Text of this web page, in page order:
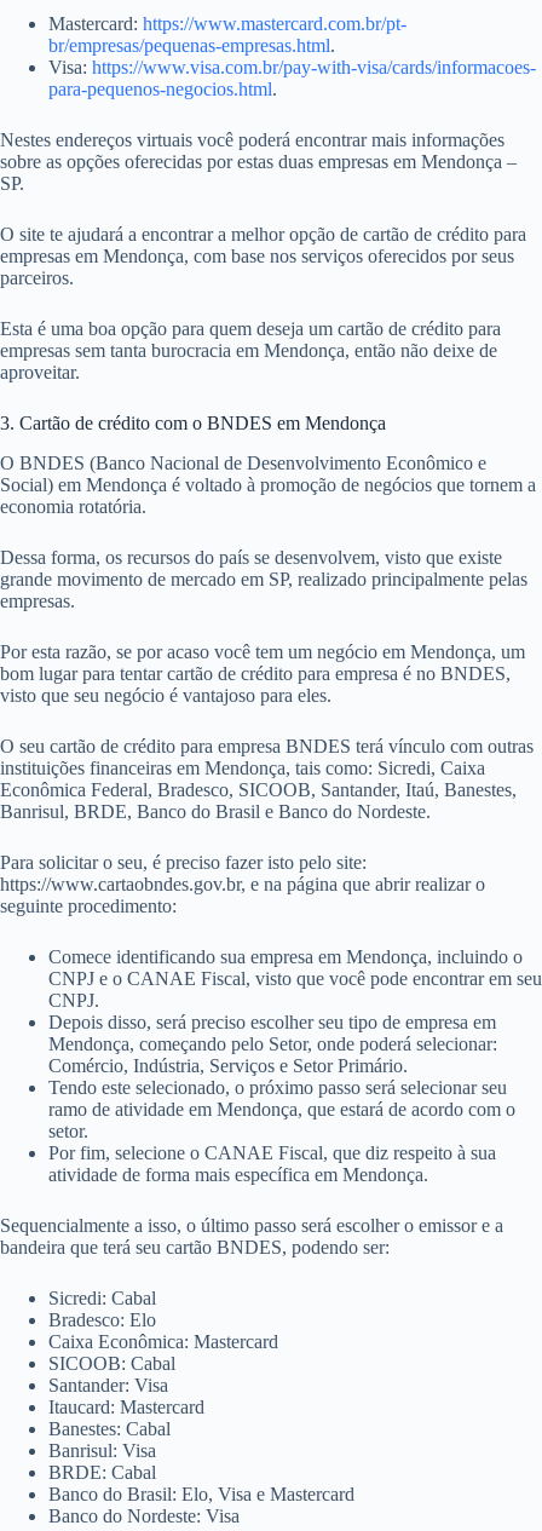
Mastercard: https://www.mastercard.com.br/pt-
br/empresas/pequenas-empresas.html.
Visa: https://www.visa.com.br/pay-with-visa/cards/informacoes-
para-pequenos-negocios.html.
Nestes endereços virtuais você poderá encontrar mais informações
sobre as opções oferecidas por estas duas empresas em Mendonça –
SP.
O site te ajudará a encontrar a melhor opção de cartão de crédito para
empresas em Mendonça, com base nos serviços oferecidos por seus
parceiros.
Esta é uma boa opção para quem deseja um cartão de crédito para
empresas sem tanta burocracia em Mendonça, então não deixe de
aproveitar.
3. Cartão de crédito com o BNDES em Mendonça
O BNDES (Banco Nacional de Desenvolvimento Econômico e
Social) em Mendonça é voltado à promoção de negócios que tornem a
economia rotatória.
Dessa forma, os recursos do país se desenvolvem, visto que existe
grande movimento de mercado em SP, realizado principalmente pelas
empresas.
Por esta razão, se por acaso você tem um negócio em Mendonça, um
bom lugar para tentar cartão de crédito para empresa é no BNDES,
visto que seu negócio é vantajoso para eles.
O seu cartão de crédito para empresa BNDES terá vínculo com outras
instituições financeiras em Mendonça, tais como: Sicredi, Caixa
Econômica Federal, Bradesco, SICOOB, Santander, Itaú, Banestes,
Banrisul, BRDE, Banco do Brasil e Banco do Nordeste.
Para solicitar o seu, é preciso fazer isto pelo site:
https://www.cartaobndes.gov.br, e na página que abrir realizar o
seguinte procedimento:
Comece identificando sua empresa em Mendonça, incluindo o
CNPJ e o CANAE Fiscal, visto que você pode encontrar em seu
CNPJ.
Depois disso, será preciso escolher seu tipo de empresa em
Mendonça, começando pelo Setor, onde poderá selecionar:
Comércio, Indústria, Serviços e Setor Primário.
Tendo este selecionado, o próximo passo será selecionar seu
ramo de atividade em Mendonça, que estará de acordo com o
setor.
Por fim, selecione o CANAE Fiscal, que diz respeito à sua
atividade de forma mais específica em Mendonça.
Sequencialmente a isso, o último passo será escolher o emissor e a
bandeira que terá seu cartão BNDES, podendo ser:
Sicredi: Cabal
Bradesco: Elo
Caixa Econômica: Mastercard
SICOOB: Cabal
Santander: Visa
Itaucard: Mastercard
Banestes: Cabal
Banrisul: Visa
BRDE: Cabal
Banco do Brasil: Elo, Visa e Mastercard
Banco do Nordeste: Visa